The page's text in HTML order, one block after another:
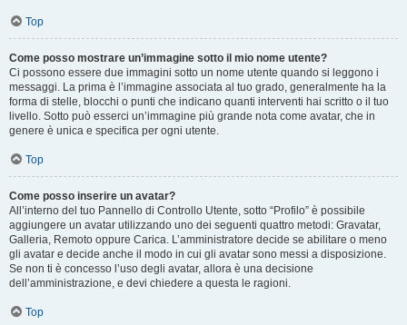
Top
Come posso mostrare un’immagine sotto il mio nome utente?
Ci possono essere due immagini sotto un nome utente quando si leggono i
messaggi. La prima è l’immagine associata al tuo grado, generalmente ha la
forma di stelle, blocchi o punti che indicano quanti interventi hai scritto o il tuo
livello. Sotto può esserci un’immagine più grande nota come avatar, che in
genere è unica e specifica per ogni utente.
Top
Come posso inserire un avatar?
All’interno del tuo Pannello di Controllo Utente, sotto “Profilo” è possibile
aggiungere un avatar utilizzando uno dei seguenti quattro metodi: Gravatar,
Galleria, Remoto oppure Carica. L’amministratore decide se abilitare o meno
gli avatar e decide anche il modo in cui gli avatar sono messi a disposizione.
Se non ti è concesso l’uso degli avatar, allora è una decisione
dell’amministrazione, e devi chiedere a questa le ragioni.
Top